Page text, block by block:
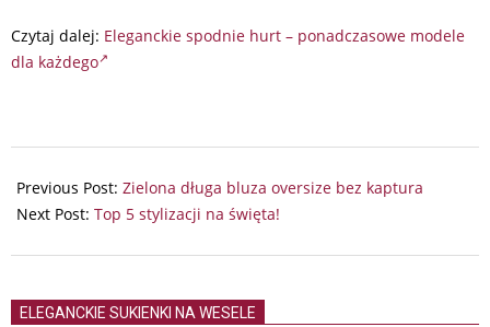
Czytaj dalej: Eleganckie spodnie hurt – ponadczasowe modele
dla każdego
09-
04
Previous Post: Zielona długa bluza oversize bez kaptura
Next Post: Top 5 stylizacji na święta!
ELEGANCKIE SUKIENKI NA WESELE